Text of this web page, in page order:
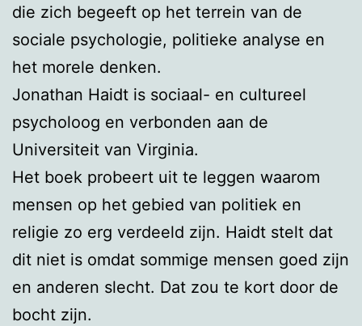
die zich begeeft op het terrein van de
sociale psychologie, politieke analyse en
het morele denken.
Jonathan Haidt is sociaal- en cultureel
psycholoog en verbonden aan de
Universiteit van Virginia.
Het boek probeert uit te leggen waarom
mensen op het gebied van politiek en
religie zo erg verdeeld zijn. Haidt stelt dat
dit niet is omdat sommige mensen goed zijn
en anderen slecht. Dat zou te kort door de
bocht zijn.